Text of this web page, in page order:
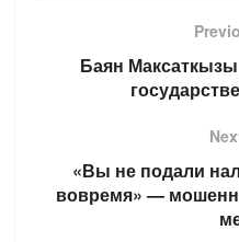
Баян
«Вы не подали
вовремя» —